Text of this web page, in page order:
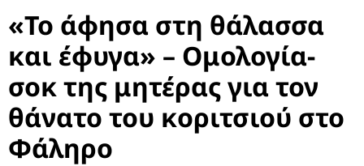
«Το άφησα στη θάλασσα
και έφυγα» – Ομολογία-
σοκ της μητέρας για τον
θάνατο του κοριτσιού στο
Φάληρο